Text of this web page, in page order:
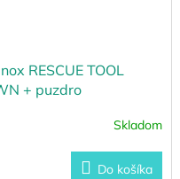
RESCUE TOOL
+ puzdro
Skladom
Do košíka